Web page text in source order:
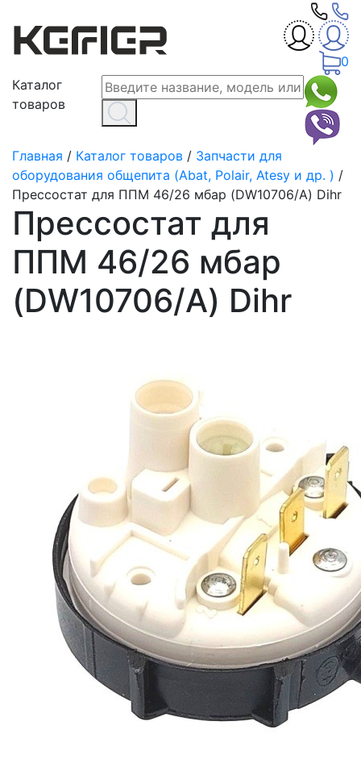
0
Каталог
товаров
Главная / Каталог товаров / Запчасти для
оборудования общепита (Abat, Polair, Atesy и др. ) /
Прессостат для ППМ 46/26 мбар (DW10706/A) Dihr
Прессостат для
ППМ 46/26 мбар
(DW10706/A) Dihr